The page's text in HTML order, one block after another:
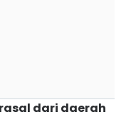
dari daerah